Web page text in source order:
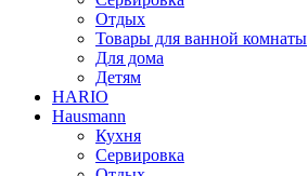
Отдых
Товары для ванной комнаты
Для дома
Детям
HARIO
Hausmann
Кухня
Сервировка